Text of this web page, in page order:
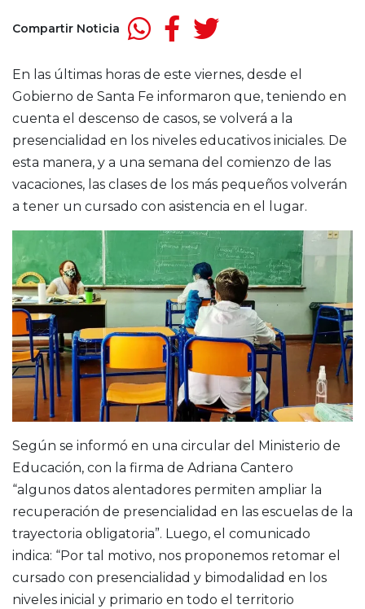
Compartir Noticia
En las últimas horas de este viernes, desde el
Gobierno de Santa Fe informaron que, teniendo en
cuenta el descenso de casos, se volverá a la
presencialidad en los niveles educativos iniciales. De
esta manera, y a una semana del comienzo de las
vacaciones, las clases de los más pequeños volverán
a tener un cursado con asistencia en el lugar.
Según se informó en una circular del Ministerio de
Educación, con la firma de Adriana Cantero
“algunos datos alentadores permiten ampliar la
recuperación de presencialidad en las escuelas de la
trayectoria obligatoria”. Luego, el comunicado
indica: “Por tal motivo, nos proponemos retomar el
cursado con presencialidad y bimodalidad en los
niveles inicial y primario en todo el territorio